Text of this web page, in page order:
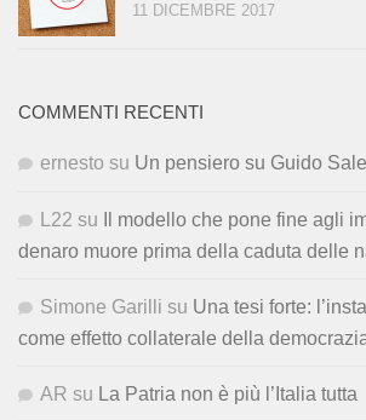
11 DICEMBRE 2017
COMMENTI RECENTI
ernesto su Un pensiero su Guido
L22 su
Il modello che pone fine agli
denaro muore prima della caduta delle
Simone Garilli su Una tesi forte:
come effetto collaterale della
AR su La Patria non è più l’Italia tutta